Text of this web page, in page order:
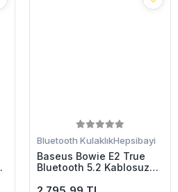
Bluetooth KulaklıkHepsibayi
Baseus Bowie E2 True
Bluetooth 5.2 Kablosuz